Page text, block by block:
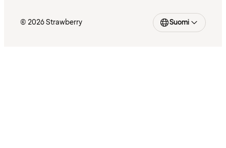
© 2026 Strawberry Suomi